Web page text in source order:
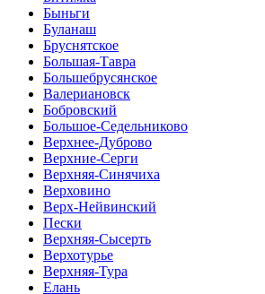
Быньги
Буланаш
Бруснятское
Большая-Тавра
Большебрусянское
Валериановск
Бобровский
Большое-Седельниково
Верхнее-Дуброво
Верхние-Серги
Верхняя-Синячиха
Верховино
Верх-Нейвинский
Пески
Верхняя-Сысерть
Верхотурье
Верхняя-Тура
Елань